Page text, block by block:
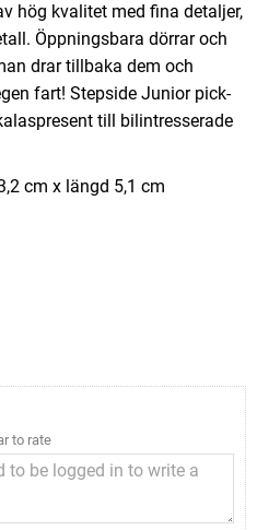
hög kvalitet med fina detaljer,
Öppningsbara dörrar och
drar tillbaka dem och
fart! Stepside Junior pick-
till bilintresserade
cm x längd 5,1 cm
to rate